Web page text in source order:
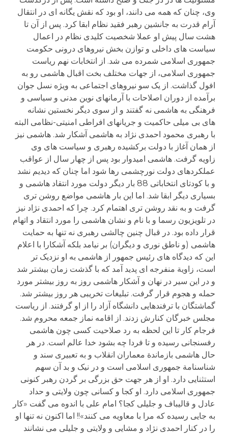
وی، چنان که همه می دانند، او بود که نقش یگانه ای در انتقال
آرام قدرت به جانشین رهبر فقید نظام ابقا کرد. پس از آن تا
هشت سال پیش او عملا شخصیت کلیدی نظام در اعمال
سیاست های داخلی و توازن بخش نیروهای درونی حکومت
جمهوری اسلامی شمرده می شد. از انتخابات نهم ریاست
جمهوری اسلامی، از جهات مختلف بخت اقبال هاشمی رو به
افول گذاشت. از یک سو نیروهای اجتماعی به ویژه نسل جوان
برآمده از دوران اصلاحات با آرمانهای نوین مدنی و سیاسی و
فرهنگی به هاشمی نه گفتند و از سوی دیگر نخستین نشانه
های بی میلی حاکمیت و جریانهای افراطی امنیتی-نظامی البته
با رهبری محمود احمدی نژاد به هاشمی آشکار شد. هاشمی نیز
از همان آغاز با دولت برکشیده رهبری و سیاست های وی
زاویه گرفت. هاشمی امیدوار بود پس از چهار سال از عواقب
عملکردهای دولت نورچشمی رها شود اما چنان که دیدیم نشد
و با کودتای انتخاباتی 88 بار دیگر دولت مورد انتقاد هاشمی و
بسیاری دیگر ابقا شد. اما این بار هاشمی مواضع روشن تری
گرفت و به نقد روشن تری اهتمام کرد. چرا که احمدی نژاد نیز
در تلویزیون رسما و با نام و نشان هاشمی را مورد انتقاد و اتهام
قرار داده بود. در قبال چنین چالشی رهبری نه تنها به حمایت
هاشمی (و ناطق نوری و دیگران) بر نیامد بلکه آشکارا با اعلام
این که دیدگاه های رئیس جمهور از هاشمی به او نزدیک تر
است، زاویة منفرجه ای پدید آمد که با گذشت زمان بیشتر شد
و در این سیر در نهان و آشکار هاشمی روز به روز بیشتر مورد
حمله و هجوم قرار گرفت. تبلیغات تخریبی هر روز بیشتر شد.
گماشتگان با ترفندهایی دانشگاه آزاد را از او گرفتند. از ریاست
مجلس خبرگان کنارش زدند. از اقامه نماز جمعه محروم شد.
فرجام کار تا این لحظه به رد صلاحیت کسی چون هاشمی
رفسنجانی رسیده و تا فردا چه بشود خدا عالم است. در هر
حال هاشمی بازماندة معماران انقلاب و به تعبیری سند و
شناسنامة جمهوری اسلامی است و در نیک و بد آن سهم
استثنایی دارد. او از هر جهت حق بزرگی بر گردن رهبر کنونی
جمهوری اسلامی دارد. او کجا و کسانی چون ولایتی و حداد
عادل و قالیباف و جلیلی کجا؟ امام علی با اندوه می گفت «کار
به جایی رسیده که مرا با معاویه می کنند»!! اما اکنون نه تنها او
را در کنار احمدی نژاد و مشایی و ولایتی و جلیلی می نشانند